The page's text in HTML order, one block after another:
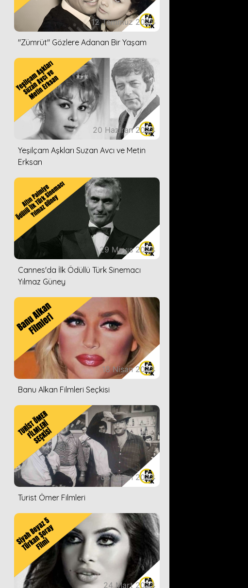
12 Temmuz 2023
''Zümrüt'' Gözlere Adanan Bir Yaşam
20 Haziran 2023
Yeşilçam Aşkları Suzan Avcı ve Metin
Erksan
29 Mayıs 2023
Cannes'da İlk Ödüllü Türk Sinemacı
Yılmaz Güney
18 Nisan 2023
Banu Alkan Filmleri Seçkisi
05 Nisan 2023
Turist Ömer Filmleri
24 Mart 2023